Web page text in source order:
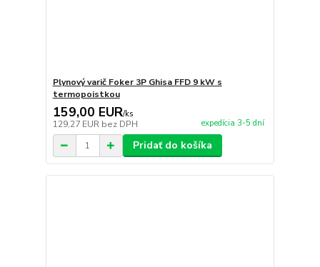
Plynový varič Foker 3P Ghisa FFD 9 kW s
termopoistkou
159,00 EUR/ks
129,27 EUR bez DPH expedícia 3-5 dní
Pridať do košíka